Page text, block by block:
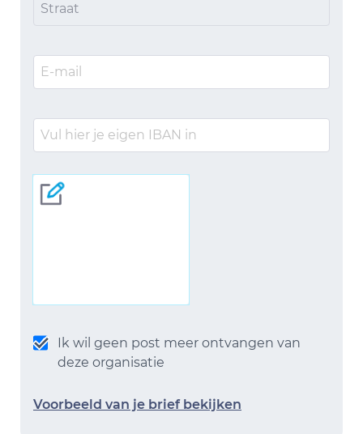
Straat
Ik wil geen post meer ontvangen van
deze organisatie
Voorbeeld van je brief bekijken